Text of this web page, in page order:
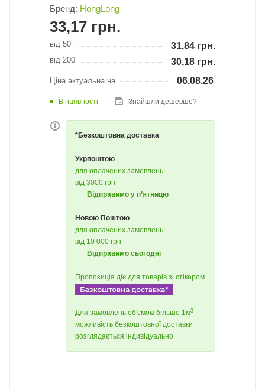
Бренд: HongLong
33,17 грн.
від 50 31,84 грн.
від 200 30,18 грн.
Ціна актуальна на 06.08.26
В наявності Знайшли дешевше?
*Безкоштовна доставка
Укрпоштою
для оплачених замовлень
від 3000 грн
Відправимо у п’ятницю
Новою Поштою
для оплачених замовлень
від 10 000 грн
Відправимо сьогодні
Пропозиція діє для товарів зі стікером
Для замовлень об'ємом більше 1м3
можливість безкоштовної доставки
розглядається індивідуально